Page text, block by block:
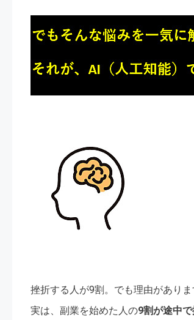
挫折する人が9割。でも理由がありま
実は、副業を始めた人の9割が途中